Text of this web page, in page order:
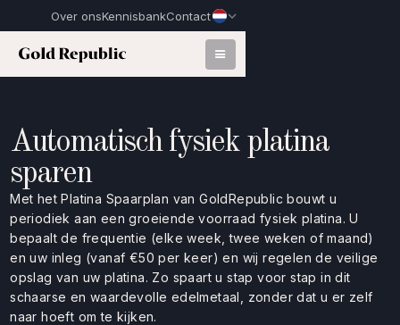
Over onsKennisbankContact
Automatisch fysiek platina
sparen
Met het Platina Spaarplan van GoldRepublic bouwt u
periodiek aan een groeiende voorraad fysiek platina. U
bepaalt de frequentie (elke week, twee weken of maand)
en uw inleg (vanaf €50 per keer) en wij regelen de veilige
opslag van uw platina. Zo spaart u stap voor stap in dit
schaarse en waardevolle edelmetaal, zonder dat u er zelf
naar hoeft om te kijken.